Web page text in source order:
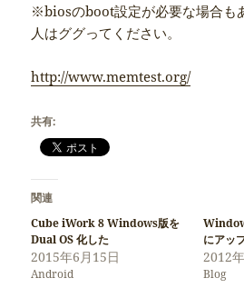
※biosのboot設定が必要な場合も
人はググってください。
http://www.memtest.org/
共有:
関連
Cube iWork 8 Windows版を
Dual OS 化した
2015年6月15日
Android
にアッ
2012
Blog